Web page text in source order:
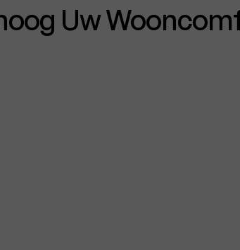
Uw